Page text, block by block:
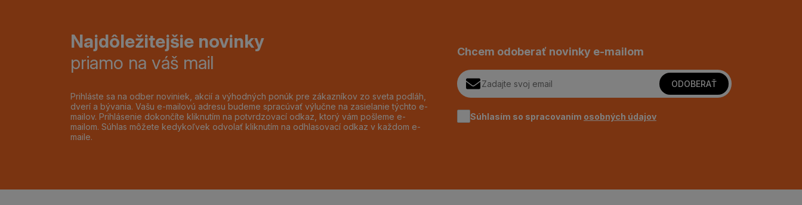
Najdôležitejšie novinky
priamo na váš mail
Prihláste sa na odber noviniek, akcií a výhodných ponúk pre zákazníkov zo sveta podláh,
dverí a bývania. Vašu e-mailovú adresu budeme spracúvať výlučne na zasielanie týchto e-
mailov. Prihlásenie dokončíte kliknutím na potvrdzovací odkaz, ktorý vám pošleme e-
mailom. Súhlas môžete kedykoľvek odvolať kliknutím na odhlasovací odkaz v každom e-
maile.
Chcem odoberať novinky e-mailom
ODOBERAŤ
Súhlasím so spracovaním osobných údajov